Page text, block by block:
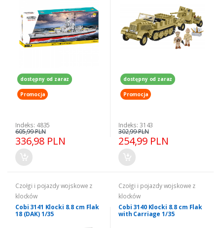
dostępny od zaraz
Promocja
Indeks: 4835
336,98 PLN
605,99 PLN
dostępny od zaraz
Promocja
Indeks: 3143
254,99 PLN
302,99 PLN
Czołgi i pojazdy wojskowe z
klocków
Cobi 3141 Klocki 8.8 cm Flak
18 (DAK) 1/35
Czołgi i pojazdy wojskowe z
klocków
Cobi 3140 Klocki 8.8 cm Flak
with Carriage 1/35